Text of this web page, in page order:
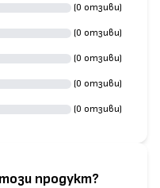
(0 отзиви)
(0 отзиви)
(0 отзиви)
(0 отзиви)
(0 отзиви)
продукт?